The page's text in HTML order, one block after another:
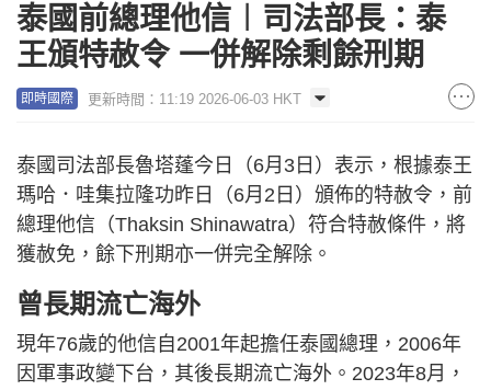
泰國前總理他信︱司法部長：泰
王頒特赦令 一併解除剩餘刑期
即時國際 更新時間：11:19 2026-06-03 HKT
泰國司法部長魯塔蓬今日（6月3日）表示，根據泰王
瑪哈．哇集拉隆功昨日（6月2日）頒佈的特赦令，前
總理他信（Thaksin Shinawatra）符合特赦條件，將
獲赦免，餘下刑期亦一併完全解除。
曾長期流亡海外
現年76歲的他信自2001年起擔任泰國總理，2006年
因軍事政變下台，其後長期流亡海外。2023年8月，